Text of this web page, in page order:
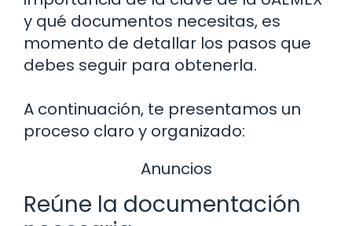
y qué documentos necesitas, es
momento de detallar los pasos que
debes seguir para obtenerla.
A continuación, te presentamos un
proceso claro y organizado:
Anuncios
Reúne la documentación